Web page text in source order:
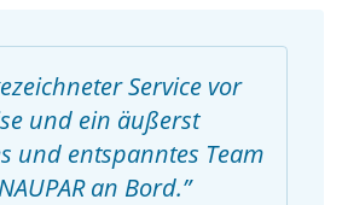
Service vor
und ein äußerst
und entspanntes Team
an Bord.